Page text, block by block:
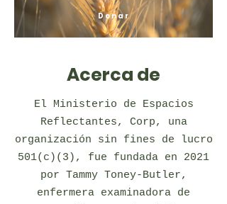
Donar
Acerca de
El Ministerio de Espacios
Reflectantes, Corp, una
organización sin fines de lucro
501(c)(3), fue fundada en 2021
por Tammy Toney-Butler,
enfermera examinadora de